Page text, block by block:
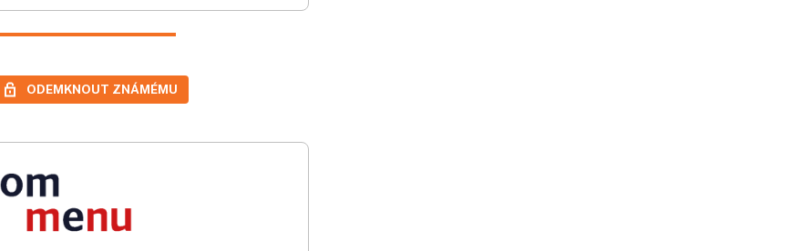
ODEMKNOUT ZNÁMÉMU